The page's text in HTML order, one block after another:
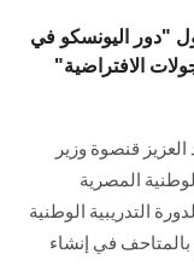
"دور اليونسكو في
الافتراضية"
قنصوة وزير
المصرية
التدريبية الوطنية
بالمتاحف في إنشاء